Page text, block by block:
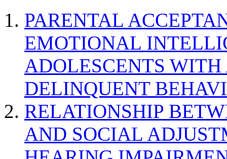
PARENTAL
EMOTIONAL
ADOLESCENTS
DELINQUENT
RELATIONSHIP
AND SOCIAL